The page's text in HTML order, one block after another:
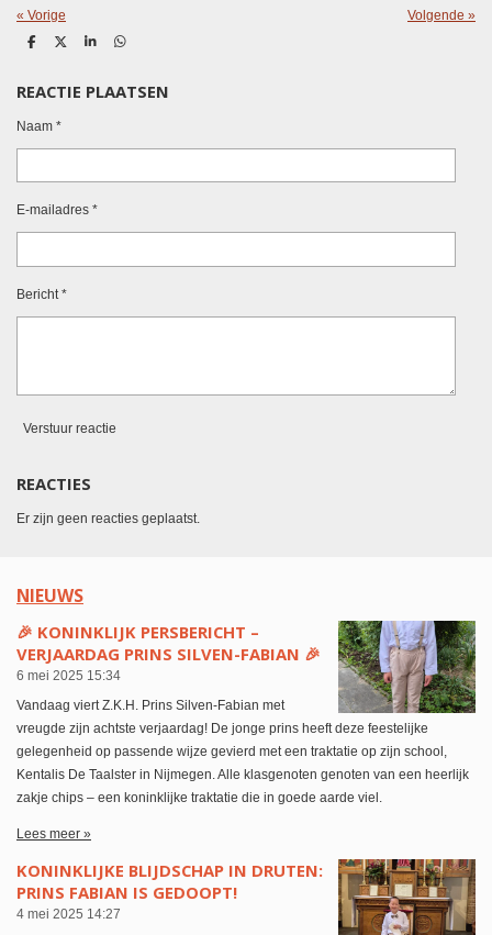
« Vorige Volgende »
D
e
n
D
l
S
r
e
D
e
n
REACTIE PLAATSEN
Naam *
E-mailadres *
Bericht *
Verstuur reactie
REACTIES
Er zijn geen reacties geplaatst.
NIEUWS
🎉 KONINKLIJK PERSBERICHT –
VERJAARDAG PRINS SILVEN-FABIAN 🎉
6 mei 2025 15:34
Vandaag viert Z.K.H. Prins Silven-Fabian met
vreugde zijn achtste verjaardag! De jonge prins heeft deze feestelijke
gelegenheid op passende wijze gevierd met een traktatie op zijn school,
Kentalis De Taalster in Nijmegen. Alle klasgenoten genoten van een heerlijk
zakje chips – een koninklijke traktatie die in goede aarde viel.
Lees meer »
KONINKLIJKE BLIJDSCHAP IN DRUTEN:
PRINS FABIAN IS GEDOOPT!
4 mei 2025 14:27